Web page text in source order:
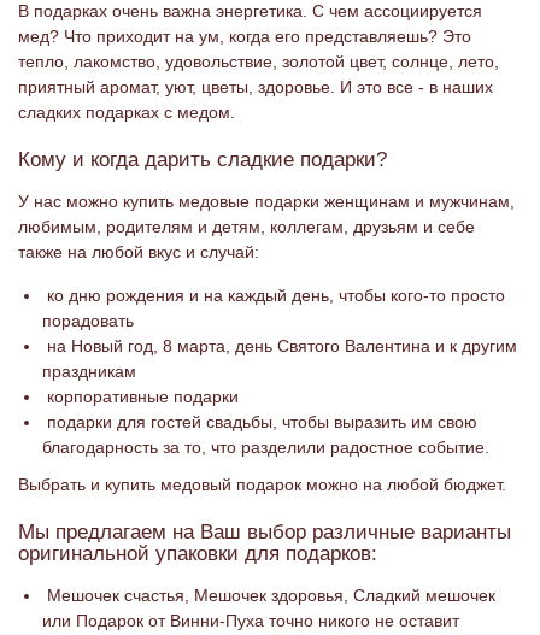
В подарках очень важна энергетика. С чем ассоциируется
мед? Что приходит на ум, когда его представляешь? Это
тепло, лакомство, удовольствие, золотой цвет, солнце, лето,
приятный аромат, уют, цветы, здоровье. И это все - в наших
сладких подарках с медом.
Кому и когда дарить сладкие подарки?
У нас можно купить медовые подарки женщинам и мужчинам,
любимым, родителям и детям, коллегам, друзьям и себе
также на любой вкус и случай:
ко дню рождения и на каждый день, чтобы кого-то просто
порадовать
на Новый год, 8 марта, день Святого Валентина и к другим
праздникам
корпоративные подарки
подарки для гостей свадьбы, чтобы выразить им свою
благодарность за то, что разделили радостное событие.
Выбрать и купить медовый подарок можно на любой бюджет.
Мы предлагаем на Ваш выбор различные варианты
оригинальной упаковки для подарков:
Мешочек счастья, Мешочек здоровья, Сладкий мешочек
или Подарок от Винни-Пуха точно никого не оставит